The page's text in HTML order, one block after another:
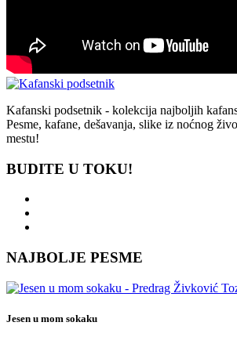
Kafanski podsetnik - kolekcija najboljih
Pesme, kafane, dešavanja, slike iz noćnog
mestu!
BUDITE U TOKU!
NAJBOLJE PESME
Jesen u mom sokaku